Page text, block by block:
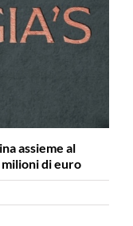
assieme al
di euro